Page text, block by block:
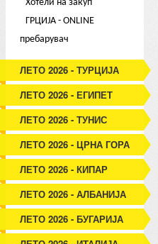
Хотели на закуп
ГРЦИЈА - ONLINE
пребарувач
ЛЕТО 2026 - ТУРЦИЈА
ЛЕТО 2026 - ЕГИПЕТ
ЛЕТО 2026 - ТУНИС
ЛЕТО 2026 - ЦРНА ГОРА
ЛЕТО 2026 - КИПАР
ЛЕТО 2026 - АЛБАНИЈА
ЛЕТО 2026 - БУГАРИЈА